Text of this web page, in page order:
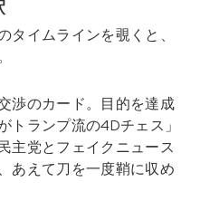
タイムラインを覗くと、
渉のカード。目的を達成
トランプ流の4Dチェス」
主党とフェイクニュース
あえて刀を一度鞘に収め